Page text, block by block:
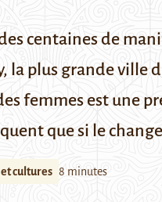
des centaines de
la plus grande ville
femmes est une
que si le
cultures 8 minutes